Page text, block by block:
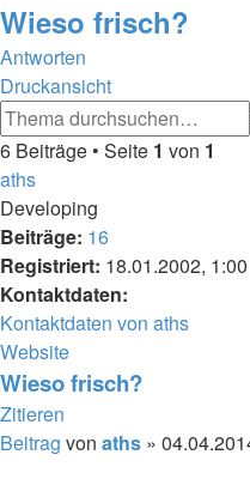
Wieso frisch?
Antworten
Druckansicht
6 Beiträge • Seite 1 von 1
aths
Developing
Beiträge: 16
Registriert: 18.01.2002, 1:00
Kontaktdaten:
Kontaktdaten von aths
Website
Wieso frisch?
Zitieren
Beitrag von aths »